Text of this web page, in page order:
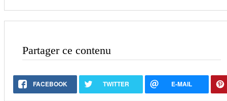
Partager ce contenu
FACEBOOK TWITTER E-MAIL